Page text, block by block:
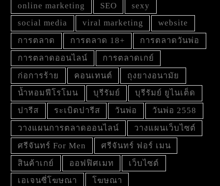
online marketing
SEO
sexy
social media
viral marketing
website
การตลาด
การตลาด 18+
การตลาดวันพ่อ
การตลาดออนไลน์
การตลาดเกย์
ก่อการร้าย
คอนเทนต์
ถุงยางอนามัย
น้ำหอมฟีโรโมน
บุรีรัมย์
บุรีรัมย์ ยูไนเต็ด
ปารีส
ระเบิดปารีส วันพ่อ
วันพ่อ 2558
วางแผนการตลาดออนไลน์
วางแผนเว็บไซต์
ศรีจันทร์ For Men
ศรีจันทร์ ฟอร์ เมน
สินค้าเกย์
ออฟฟิศเมท
เว็บไซต์
เอเจนซี่โฆษณา
โฆษณา